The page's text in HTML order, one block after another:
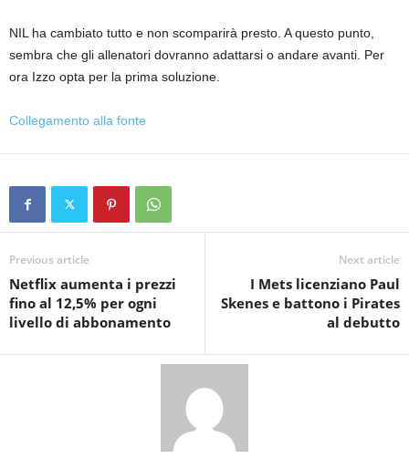
NIL ha cambiato tutto e non scomparirà presto. A questo punto,
sembra che gli allenatori dovranno adattarsi o andare avanti. Per
ora Izzo opta per la prima soluzione.
Collegamento alla fonte
Previous article
Netflix aumenta i prezzi
fino al 12,5% per ogni
livello di abbonamento
Next article
I Mets licenziano Paul
Skenes e battono i Pirates
al debutto